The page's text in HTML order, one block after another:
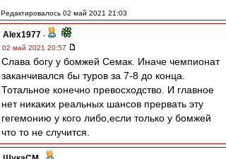
Редактировалось 02 май 2021 21:03
Alex1977 -
02 май 2021 20:57
Слава богу у бомжей Семак. Иначе чемпионат
заканчивался бы туров за 7-8 до конца.
Тотальное конечно превосходство. И главное
нет никаких реальных шансов прервать эту
гегемонию у кого либо,если только у бомжей
что то не случится.